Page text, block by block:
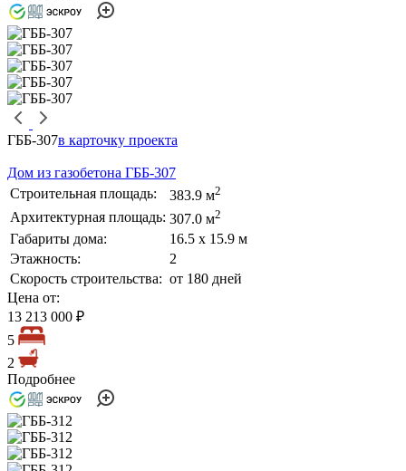
ГББ-307в карточку проекта
Дом из газобетона ГББ-307
Строительная площадь:
383.9 м2
Архитектурная площадь: 307.0 м2
Габариты дома:
16.5 х 15.9 м
Этажность:
2
Скорость строительства: от 180 дней
Цена от:
13 213 000 ₽
5
2
Подробнее